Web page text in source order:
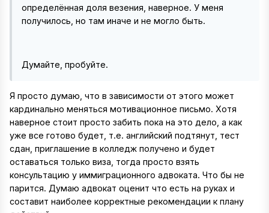
определённая доля везения, наверное. У меня
получилось, но там иначе и не могло быть.
Думайте, пробуйте.
Я просто думаю, что в зависимости от этого может
кардинально меняться мотивационное письмо. Хотя
наверное стоит просто забить пока на это дело, а как
уже все готово будет, т.е. английский подтянут, тест
сдан, приглашение в колледж получено и будет
оставаться только виза, тогда просто взять
консультацию у иммиграционного адвоката. Что бы не
парится. Думаю адвокат оценит что есть на руках и
составит наиболее корректные рекомендации к плану